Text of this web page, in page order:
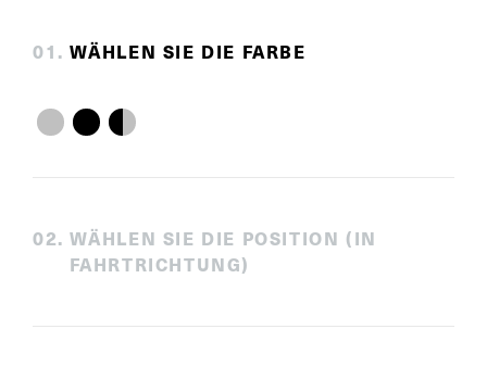
01 . WÄHLEN SIE DIE FARBE
02. WÄHLEN SIE DIE POSITION (IN
FAHRTRICHTUNG)